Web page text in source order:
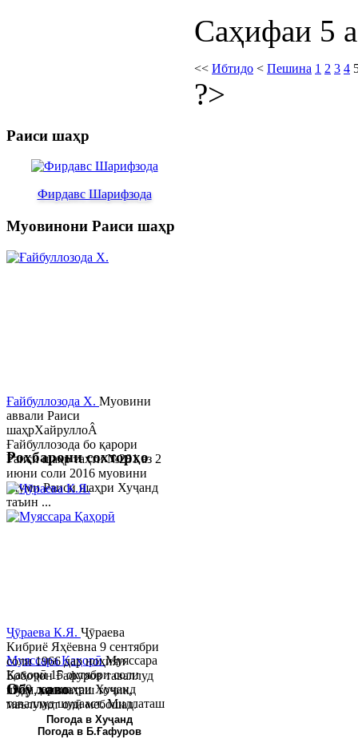
Саҳифаи 5
<< Ибтидо < Пешина 1 2 3 4
?>
Раиси шаҳр
Фирдавс Шарифзода
Муовинони Раиси шаҳр
Ғайбуллозода Х. Муовини
аввали Раиси
шаҳрХайруллоÂ
Ғайбуллозода бо қарори
Раиси шаҳр таҳти №281 аз 2
июни соли 2016 муовини
якуми Раиси шаҳри Хуҷанд
таъин ...
Муяссара ҚаҳорӣМуяссара
Қаҳорӣ 15 октябри соли
1979 дар шаҳри Хуҷанд
таваллуд шудааст. Миллаташ
тоҷик. Маълумот олӣ. Соли
2002 Донишгоҳи давлатии
Роҳбарони сохторҳо
Ҷӯраева К.Я. Ҷӯраева
Кибриё Яҳёевна 9 сентябри
соли 1966 дар ноҳияи
Бобоҷон Ғафуров таваллуд
шуда, миллаташ тоҷик,
маълумот олӣ мебошад.
Соли 1997 Донишг...
Обу хаво
Погода в Хуҷанд
Погода в Б.Ғафуров